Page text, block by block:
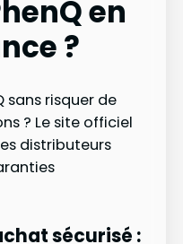
en
?
sans risquer de
? Le site officiel
distributeurs
sécurisé :